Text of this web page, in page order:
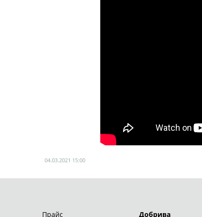
04.03.2021 15:00
ТОВ "АРТА-ХІМГРУП" © 2026
Прайс Добрива